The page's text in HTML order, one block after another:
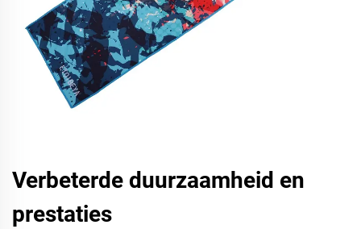
Verbeterde duurzaamheid en
prestaties